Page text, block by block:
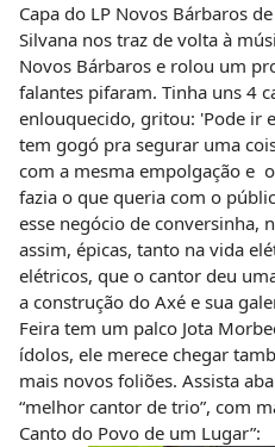
Capa do LP Novos Bárbaros
Silvana nos traz de volta à
Novos Bárbaros e rolou um
falantes pifaram. Tinha uns 4
enlouquecido, gritou: 'Pode ir
tem gogó pra segurar uma
com a mesma empolgação e
fazia o que queria com o
esse negócio de conversinha,
assim, épicas, tanto na vida
elétricos, que o cantor deu
a construção do Axé e sua
Feira tem um palco Jota
ídolos, ele merece chegar
mais novos foliões. Assista
“melhor cantor de trio”, com
Canto do Povo de um Lugar”: